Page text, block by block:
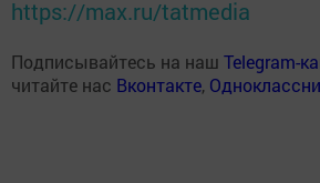
https://max.ru/tatmedia
Подписывайтесь на наш Telegram-
читайте нас Вконтакте,